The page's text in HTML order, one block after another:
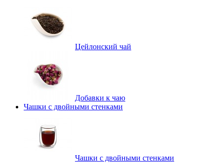
Цейлонский чай
Добавки к чаю
Чашки с двойными стенками
Чашки с двойными стенками